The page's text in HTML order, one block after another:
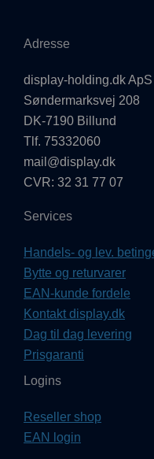
Adresse
display-holding.dk ApS
Søndermarksvej 208
DK-7190 Billund
Tlf. 75332060
mail@display.dk
CVR: 32 31 77 07
Services
Handels- og lev.
Bytte og returvarer
EAN-kunde fordele
Kontakt display.dk
Dag til dag levering
Prisgaranti
Logins
Reseller shop
EAN login